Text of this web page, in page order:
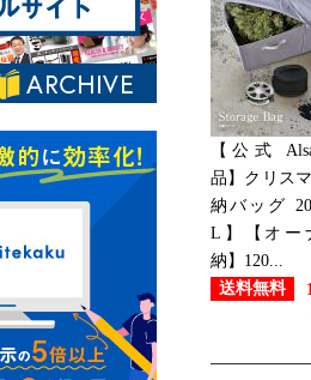
【公式
品】クリス
納バッグ
L】【オー
納】120...
送料無料